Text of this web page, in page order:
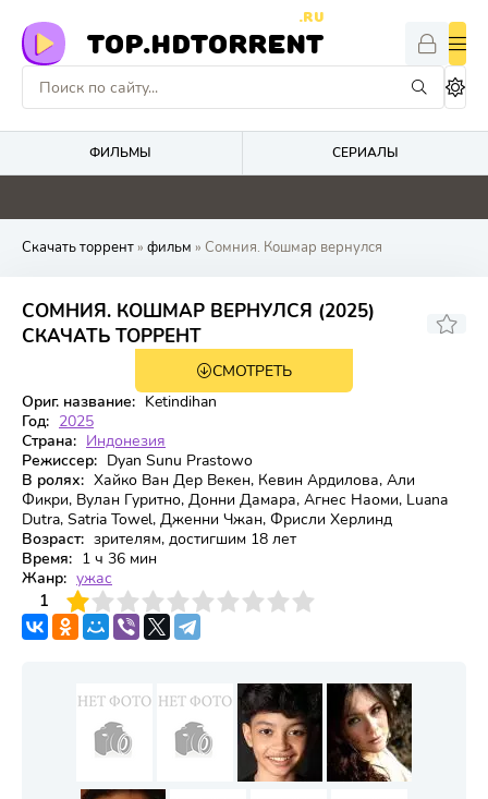
TOP.HDTORRENT
.RU
ФИЛЬМЫ СЕРИАЛЫ
2.9 0 0 0
Скачать торрент» фильм » Сомния. Кошмар вернулся
СОМНИЯ. КОШМАР ВЕРНУЛСЯ (2025)
СКАЧАТЬ ТОРРЕНТ
3.9
СМОТРЕТЬ
Ориг. название: Ketindihan
Год: 2025
Страна: Индонезия
Режиссер: Dyan Sunu Prastowo
В ролях: Хайко Ван Дер Векен, Кевин Ардилова, Али
Фикри, Вулан Гуритно, Донни Дамара, Агнес Наоми, Luana
Dutra, Satria Towel, Дженни Чжан, Фрисли Херлинд
Возраст: зрителям, достигшим 18 лет
Время: 1 ч 36 мин
Жанр: ужас
1
4 6 7 8 9 10